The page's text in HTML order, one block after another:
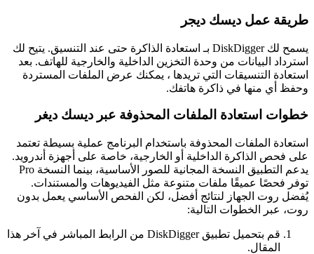
طريقة عمل ديسك ديجر
يسمح لك DiskDigger بـ استعادة الذاكرة حتى عند التنسيق. يتيح لك
استرداد البيانات من وحدة التخزين الداخلية والخارجية للهاتف. بعد
استعادة التنسيقات التي تريدها ، يمكنك عرض الملفات المستردة
وحفظ أي منها في ذاكرة هاتفك.
خطوات استعادة الملفات المحذوفة عبر ديسك ديغر
استعادة الملفات المحذوفة باستخدام البرنامج عملية بسيطة تعتمد
على فحص الذاكرة الداخلية أو الخارجية، خاصة على أجهزة أندرويد.
يدعم التطبيق النسخة المجانية للصور الأساسية، بينما النسخة Pro
توفر فحصًا عميقًا ملفات متنوعة مثل الفيديوهات والمستندات.
يُفضل روت الجهاز لنتائج أفضل، لكن الفحص الأساسي يعمل بدون
روت، عبر الخطوات التالية:
قم بتحميل تطبيق DiskDigger من الرابط المباشر في آخر هذا
المقال.